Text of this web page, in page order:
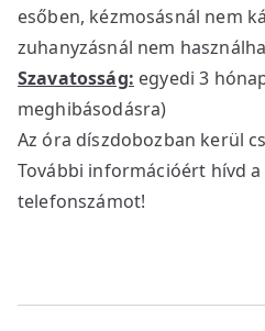
e
w
a
s
:
3
9
i
s
:
2
9
9
0
t
esőben, kézmosásnál nem
zuhanyzásnál nem
Szavatosság: egyedi 3
meghibásodásra)
Az óra díszdobozban kerül
További információért hívd a
telefonszámot!